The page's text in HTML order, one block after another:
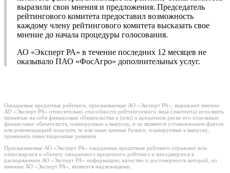
выразили свои мнения и предложения. Председатель
рейтингового комитета предоставил возможность
каждому члену рейтингового комитета высказать свое
мнение до начала процедуры голосования.
АО «Эксперт РА» в течение последних 12 месяцев не
оказывало ПАО «ФосАгро» дополнительных услуг.
Ожидаемые кредитные рейтинги, присваиваемые АО «Эксперт РА», выражают мнение
АО «Эксперт РА» относительно способности рейтингуемого лица (эмитента) исполнять
принятые на себя финансовые обязательства и (или) о кредитном риске его отдельных
финансовых обязательств, планируемых к выпуску, и не являются установлением фактов
или рекомендацией покупать те или иные ценные бумаги, планируемые к выпуску,
принимать инвестиционные решения.
Присваиваемые АО «Эксперт РА» ожидаемые кредитные рейтинги отражают всю
относящуюся к объекту ожидаемого кредитного рейтинга и находящуюся в
распоряжении АО «Эксперт РА» информацию, качество и достоверность которой, по
мнению АО «Эксперт РА», являются надлежащими.